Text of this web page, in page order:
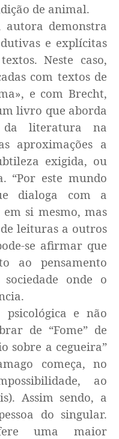
de animal.
autora demonstra
e explícitas
Neste caso,
com textos de
e com Brecht,
livro que aborda
da literatura na
aproximações a
exigida, ou
“Por este mundo
dialoga com a
si mesmo, mas
leituras a outros
se afirmar que
ao pensamento
onde o
e não
de “Fome” de
sobre a cegueira”
começa, no
ao
Assim sendo, a
do singular.
uma maior